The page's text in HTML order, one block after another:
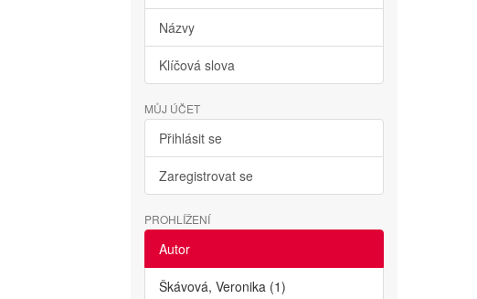
Názvy
Klíčová slova
MŮJ ÚČET
Přihlásit se
Zaregistrovat se
PROHLÍŽENÍ
Autor
Škávová, Veronika (1)